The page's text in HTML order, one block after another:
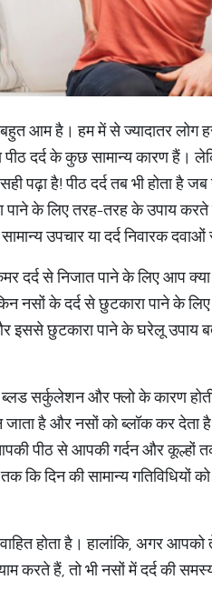
आम है। हम में से ज्यादातर लोग
पीठ दर्द के कुछ सामान्य कारण
पढ़ा है! पीठ दर्द तब भी होता है
के लिए तरह-तरह के उपाय करते
उपचार या दर्द निवारक
दर्द से निजात पाने के लिए आप
नसों के दर्द से छुटकारा पाने के
इससे छुटकारा पाने के घरेलू उपाय
ब्लड सर्कुलेशन और फ्लो के कारण
जाता है और नसों को ब्लॉक कर
पीठ से आपकी गर्दन और कूल्हों
​​कि दिन की सामान्य गतिविधियों
होता है। हालांकि, अगर
करते हैं, तो भी नसों में दर्द की